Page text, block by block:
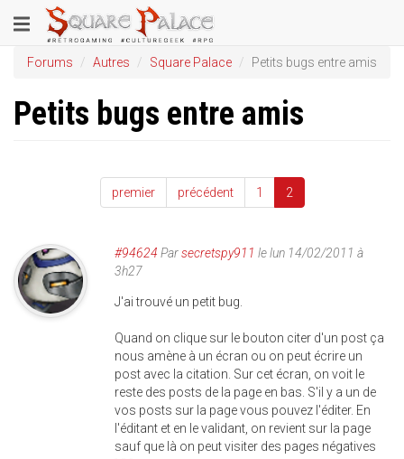
au
contenu
principal
Toggle
navigation
Forums Autres Square Palace Petits bugs entre amis
Petits bugs entre amis
premier précédent 1 2
#94624 Parsecretspy911 le lun 14/02/2011 à
3h27
J'ai trouvé un petit bug.
Quand on clique sur le bouton citer d'un post ça
nous amène à un écran ou on peut écrire un
post avec la citation. Sur cet écran, on voit le
reste des posts de la page en bas. S'il y a un de
vos posts sur la page vous pouvez l'éditer. En
l'éditant et en le validant, on revient sur la page
sauf que là on peut visiter des pages négatives